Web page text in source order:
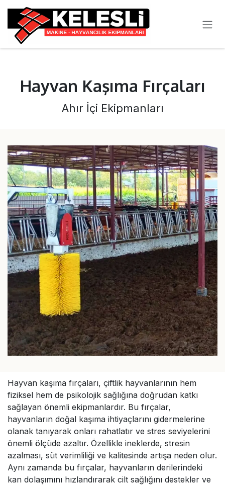
Hayvan Kaşıma Fırçaları
Ahır İçi Ekipmanları
Hayvan kaşıma fırçaları, çiftlik hayvanlarının hem
fiziksel hem de psikolojik sağlığına doğrudan katkı
sağlayan önemli ekipmanlardır. Bu fırçalar,
hayvanların doğal kaşıma ihtiyaçlarını gidermelerine
olanak tanıyarak onları rahatlatır ve stres seviyelerini
önemli ölçüde azaltır. Özellikle ineklerde, stresin
azalması, süt verimliliği ve kalitesinde artışa neden olur.
Aynı zamanda bu fırçalar, hayvanların derilerindeki
kan dolaşımını hızlandırarak cilt sağlığını destekler ve